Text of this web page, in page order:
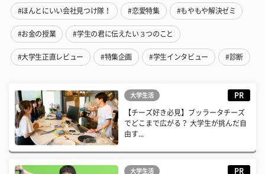
#ほんとにいい会社見つけ隊！ #恋愛特集 #もやもや解決ゼミ
#お金の授業 #学生の君に伝えたい３つのこと
#大学生正直レビュー #特集企画 #学生インタビュー #診断
大学生活 PR
【チーズ好き必見】ブッラータチーズ
でどこまで広がる？ 大学生が挑んだ自
由す...
大学生活 PR